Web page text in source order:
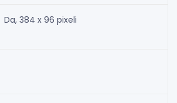
Da, 384 x 96 pixeli